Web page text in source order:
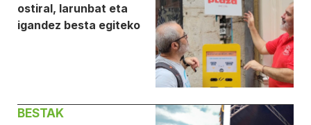
ostiral, larunbat eta
igandez besta egiteko
BESTAK